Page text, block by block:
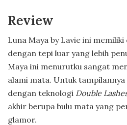
Review
Luna Maya by Lavie ini memiliki
dengan tepi luar yang lebih
Maya ini menurutku sangat
alami mata. Untuk
dengan teknologi Double
akhir berupa bulu mata yang
glamor.